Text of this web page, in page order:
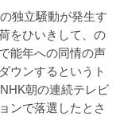
独立騒動が発生す
をひいきして、の
能年への同情の声
ウンするというト
朝の連続テレビ
ンで落選したとさ